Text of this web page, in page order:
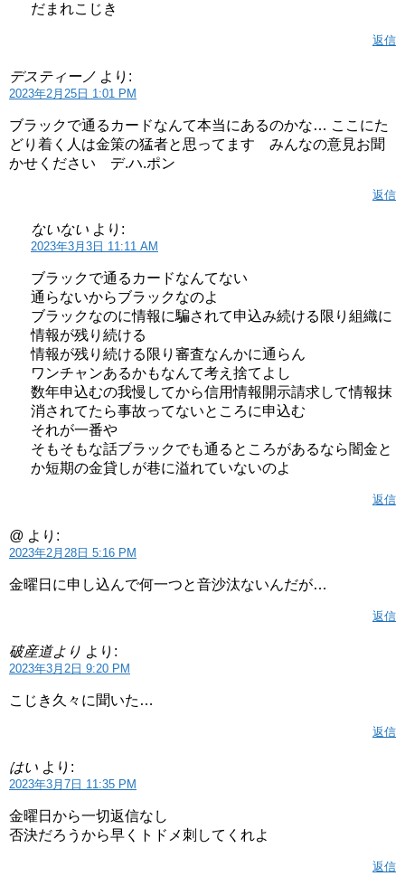
だまれこじき
返信
デスティーノ より:
2023年2月25日 1:01 PM
ブラックで通るカードなんて本当にあるのかな… ここにた
どり着く人は金策の猛者と思ってます みんなの意見お聞
かせください デ.ハ.ポン
返信
ないない より:
2023年3月3日 11:11 AM
ブラックで通るカードなんてない
通らないからブラックなのよ
ブラックなのに情報に騙されて申込み続ける限り組織に
情報が残り続ける
情報が残り続ける限り審査なんかに通らん
ワンチャンあるかもなんて考え捨てよし
数年申込むの我慢してから信用情報開示請求して情報抹
消されてたら事故ってないところに申込む
それが一番や
そもそもな話ブラックでも通るところがあるなら闇金と
か短期の金貸しが巷に溢れていないのよ
返信
@ より:
2023年2月28日 5:16 PM
金曜日に申し込んで何一つと音沙汰ないんだが…
返信
破産道より より:
2023年3月2日 9:20 PM
こじき久々に聞いた…
返信
はい より:
2023年3月7日 11:35 PM
金曜日から一切返信なし
否決だろうから早くトドメ刺してくれよ
返信